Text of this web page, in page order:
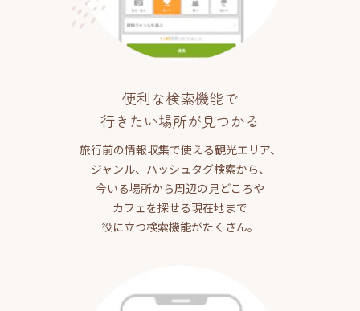
便利な検索機能で
行きたい場所が見つかる
旅行前の情報収集で使える観光エリア、
ジャンル、ハッシュタグ検索から、
今いる場所から周辺の見どころや
カフェを探せる現在地まで
役に立つ検索機能がたくさん。